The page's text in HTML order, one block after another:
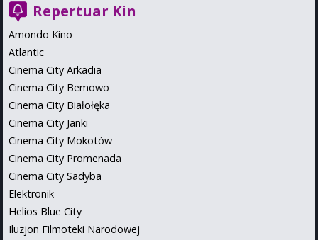
Repertuar Kin
Amondo Kino
Atlantic
Cinema City Arkadia
Cinema City Bemowo
Cinema City Białołęka
Cinema City Janki
Cinema City Mokotów
Cinema City Promenada
Cinema City Sadyba
Elektronik
Helios Blue City
Iluzjon Filmoteki Narodowej